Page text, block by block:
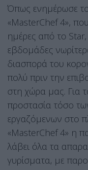
Όπως ενημέρωσε το
«MasterChef 4»,
ημέρες από το Star,
εβδομάδες
διασπορά του
πολύ πριν την
στη χώρα μας. Για
προστασία τόσο
εργαζόμενων στο
«MasterChef 4» η
λάβει όλα τα
γυρίσματα, με